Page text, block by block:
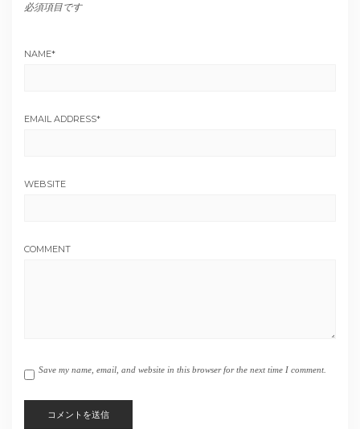
必須項目です
NAME*
EMAIL ADDRESS*
WEBSITE
COMMENT
Save my name, email, and website in this browser for the next time I comment.